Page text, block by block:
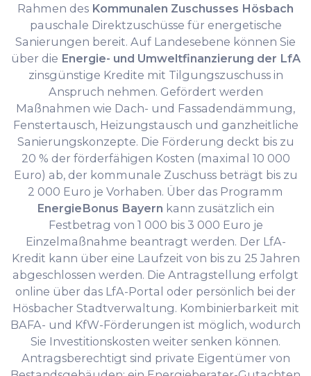
Rahmen des Kommunalen Zuschusses Hösbach
pauschale Direktzuschüsse für energetische
Sanierungen bereit. Auf Landesebene können Sie
über die Energie- und Umweltfinanzierung der LfA
zinsgünstige Kredite mit Tilgungszuschuss in
Anspruch nehmen. Gefördert werden
Maßnahmen wie Dach- und Fassadendämmung,
Fenstertausch, Heizungstausch und ganzheitliche
Sanierungskonzepte. Die Förderung deckt bis zu
20 % der förderfähigen Kosten (maximal 10 000
Euro) ab, der kommunale Zuschuss beträgt bis zu
2 000 Euro je Vorhaben. Über das Programm
EnergieBonus Bayern kann zusätzlich ein
Festbetrag von 1 000 bis 3 000 Euro je
Einzelmaßnahme beantragt werden. Der LfA-
Kredit kann über eine Laufzeit von bis zu 25 Jahren
abgeschlossen werden. Die Antragstellung erfolgt
online über das LfA-Portal oder persönlich bei der
Hösbacher Stadtverwaltung. Kombinierbarkeit mit
BAFA- und KfW-Förderungen ist möglich, wodurch
Sie Investitionskosten weiter senken können.
Antragsberechtigt sind private Eigentümer von